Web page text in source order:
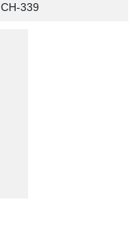
CH-339